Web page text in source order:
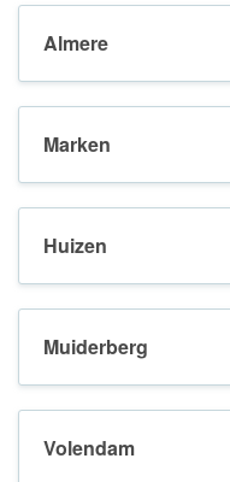
Almere
Marken
Huizen
Muiderberg
Volendam